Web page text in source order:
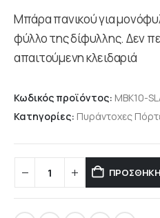
Μπάρα πανικού για
φύλλο της δίφυλλης. Δεν
απαιτούμενη κλειδαριά
Κωδικός προϊόντος: MBK10-
Κατηγορίες: Πυράντοχες